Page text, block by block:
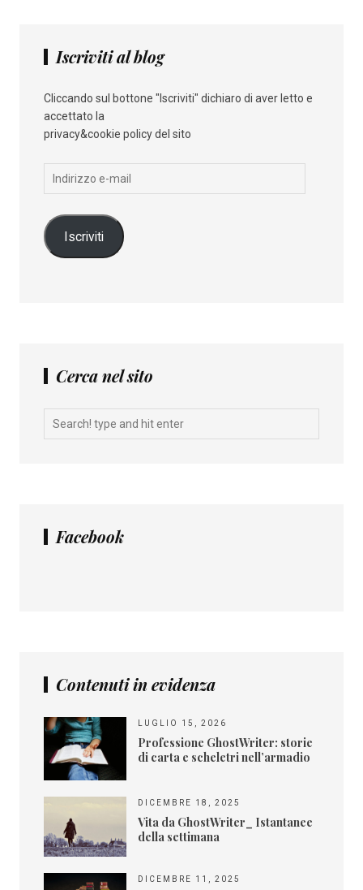
Iscriviti al blog
Cliccando sul bottone "Iscriviti" dichiaro di aver letto e
accettato la
privacy&cookie policy del sito
Indirizzo
Iscriviti
Cerca nel sito
Facebook
Contenuti in evidenza
LUGLIO 15, 2026
Professione GhostWriter: storie
di carta e scheletri nell’armadio
DICEMBRE 18, 2025
Vita da GhostWriter_ Istantanee
della settimana
DICEMBRE 11, 2025